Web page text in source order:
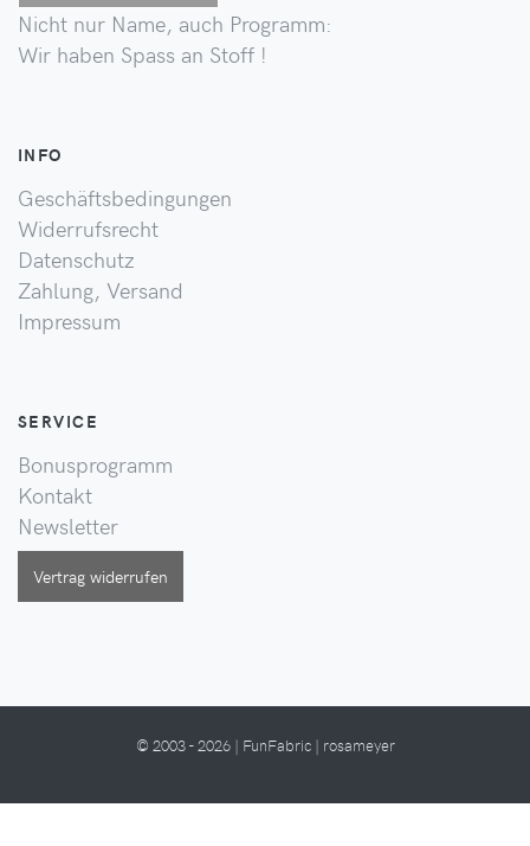
Nicht nur Name, auch Programm:
Wir haben Spass an Stoff !
INFO
Geschäftsbedingungen
Widerrufsrecht
Datenschutz
Zahlung, Versand
Impressum
SERVICE
Bonusprogramm
Kontakt
Newsletter
Vertrag widerrufen
© 2003 - 2026 | FunFabric | rosameyer